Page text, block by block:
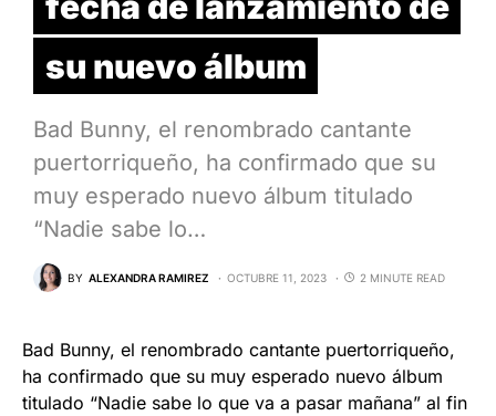
su nuevo álbum
Bad Bunny, el renombrado cantante
puertorriqueño, ha confirmado que su
muy esperado nuevo álbum titulado
“Nadie sabe lo…
BY ALEXANDRA RAMIREZ OCTUBRE 11, 2023 2 MINUTE READ
Bad Bunny, el renombrado cantante puertorriqueño,
ha confirmado que su muy esperado nuevo álbum
titulado “Nadie sabe lo que va a pasar mañana” al fin